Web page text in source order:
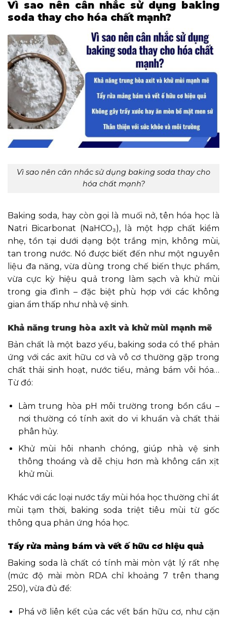
Vì sao nên cân nhắc sử dụng baking
soda thay cho hóa chất mạnh?
Vì sao nên cân nhắc sử dụng baking soda thay cho
hóa chất mạnh?
Baking soda, hay còn gọi là muối nở, tên hóa học là
Natri Bicarbonat (NaHCO₃), là một hợp chất kiềm
nhẹ, tồn tại dưới dạng bột trắng mịn, không mùi,
tan trong nước. Nó được biết đến như một nguyên
liệu đa năng, vừa dùng trong chế biến thực phẩm,
vừa cực kỳ hiệu quả trong làm sạch và khử mùi
trong gia đình – đặc biệt phù hợp với các không
gian ẩm thấp như nhà vệ sinh.
Khả năng trung hòa axit và khử mùi mạnh mẽ
Bản chất là một bazơ yếu, baking soda có thể phản
ứng với các axit hữu cơ và vô cơ thường gặp trong
chất thải sinh hoạt, nước tiểu, mảng bám vôi hóa…
Từ đó:
Làm trung hòa pH môi trường trong bồn cầu –
nơi thường có tính axit do vi khuẩn và chất thải
phân hủy.
Khử mùi hôi nhanh chóng, giúp nhà vệ sinh
thông thoáng và dễ chịu hơn mà không cần xịt
khử mùi.
Khác với các loại nước tẩy mùi hóa học thường chỉ át
mùi tạm thời, baking soda triệt tiêu mùi từ gốc
thông qua phản ứng hóa học.
Tẩy rửa mảng bám và vết ố hữu cơ hiệu quả
Baking soda là chất có tính mài mòn vật lý rất nhẹ
(mức độ mài mòn RDA chỉ khoảng 7 trên thang
250), vừa đủ để:
Phá vỡ liên kết của các vết bẩn hữu cơ, như cặn